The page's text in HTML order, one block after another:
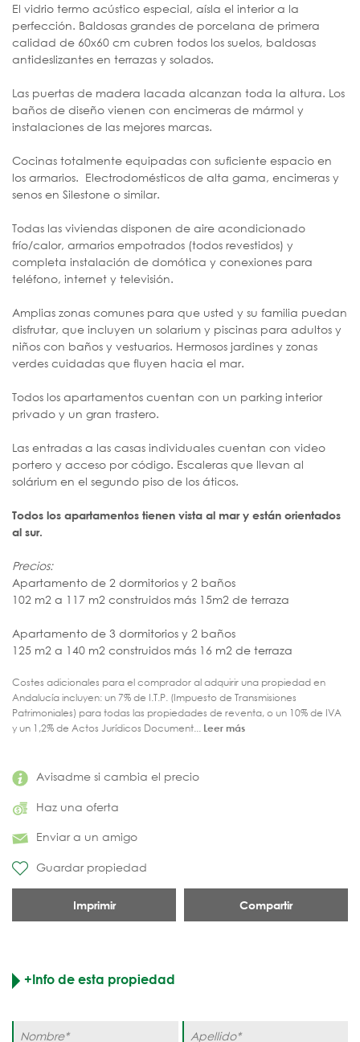
Avisadme si cambia el precio
Haz una oferta
Enviar a un amigo
Guardar propiedad
Imprimir Compartir
El vidrio termo acústico especial, aísla el interior a la
perfección. Baldosas grandes de porcelana de primera
calidad de 60x60 cm cubren todos los suelos, baldosas
antideslizantes en terrazas y solados.
Las puertas de madera lacada alcanzan toda la altura. Los
baños de diseño vienen con encimeras de mármol y
instalaciones de las mejores marcas.
Cocinas totalmente equipadas con suficiente espacio en
los armarios. Electrodomésticos de alta gama, encimeras y
senos en Silestone o similar.
Todas las viviendas disponen de aire acondicionado
frío/calor, armarios empotrados (todos revestidos) y
completa instalación de domótica y conexiones para
teléfono, internet y televisión.
Amplias zonas comunes para que usted y su familia puedan
disfrutar, que incluyen un solarium y piscinas para adultos y
niños con baños y vestuarios. Hermosos jardines y zonas
verdes cuidadas que fluyen hacia el mar.
Todos los apartamentos cuentan con un parking interior
privado y un gran trastero.
Las entradas a las casas individuales cuentan con video
portero y acceso por código. Escaleras que llevan al
solárium en el segundo piso de los áticos.
Todos los apartamentos tienen vista al mar y están orientados
al sur.
Precios:
Apartamento de 2 dormitorios y 2 baños
102 m2 a 117 m2 construidos más 15m2 de terraza
Apartamento de 3 dormitorios y 2 baños
125 m2 a 140 m2 construidos más 16 m2 de terraza
Costes adicionales para el comprador al adquirir una propiedad en
Andalucía incluyen: un 7% de I.T.P. (Impuesto de Transmisiones
Patrimoniales) para todas las propiedades de reventa, o un 10% de IVA
y un 1,2% de Actos Jurídicos Document... Leer más
+Info de esta propiedad